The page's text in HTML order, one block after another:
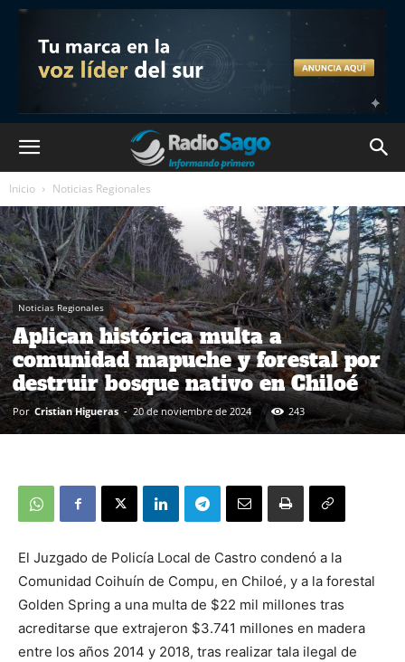
Inicio Noticias Regionales
Noticias Regionales
Aplican histórica multa a
comunidad mapuche y forestal por
destruir bosque nativo en Chiloé
Por Cristian Higueras - 20 de noviembre de 2024 243
El Juzgado de Policía Local de Castro condenó a la
Comunidad Coihuín de Compu, en Chiloé, y a la forestal
Golden Spring a una multa de $22 mil millones tras
acreditarse que extrajeron $3.741 millones en madera
entre los años 2014 y 2018, tras realizar tala ilegal de